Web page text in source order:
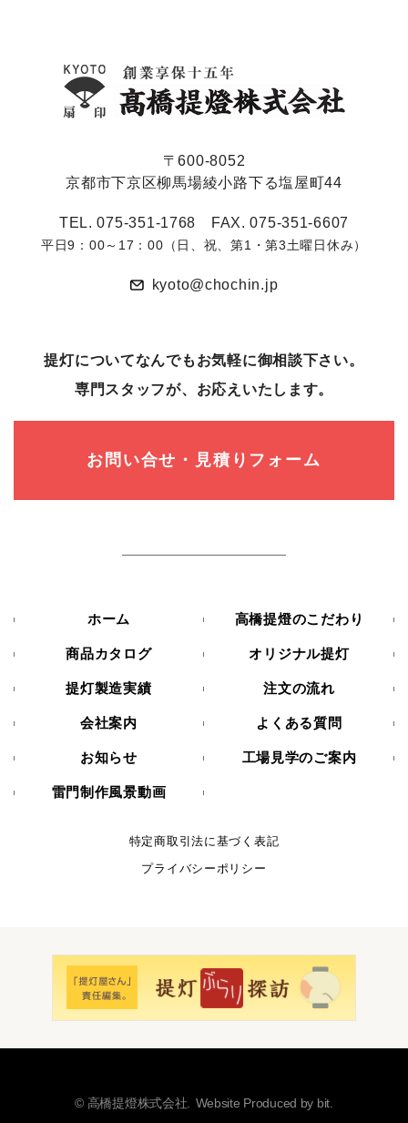
〒600-8052
京都市下京区柳馬場綾小路下る塩屋町44
TEL. 075-351-1768 FAX. 075-351-6607
平日9：00～17：00（日、祝、第1・第3土曜日休み）
kyoto@chochin.jp
提灯についてなんでもお気軽に御相談下さい。
専⾨スタッフが、お応えいたします。
お問い合せ・見積りフォーム
ホーム 高橋提燈のこだわり
商品カタログ オリジナル提灯
提灯製造実績 注文の流れ
会社案内 よくある質問
お知らせ 工場見学のご案内
雷門制作風景動画
特定商取引法に基づく表記
プライバシーポリシー
© 高橋提燈株式会社. Website Produced by bit.